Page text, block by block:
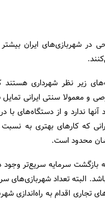
در شهربازی‌های ایران
زیر نظر شهرداری هستند که
و معمولا سنتی ایرانی
آنها ندارد و از دستگاه‌های
که کارهای بهتری به
محدود است.
سرمایه سریع‌تر وجود
البته تعداد شهربازی‌های
اقدام به راه‌اندازی